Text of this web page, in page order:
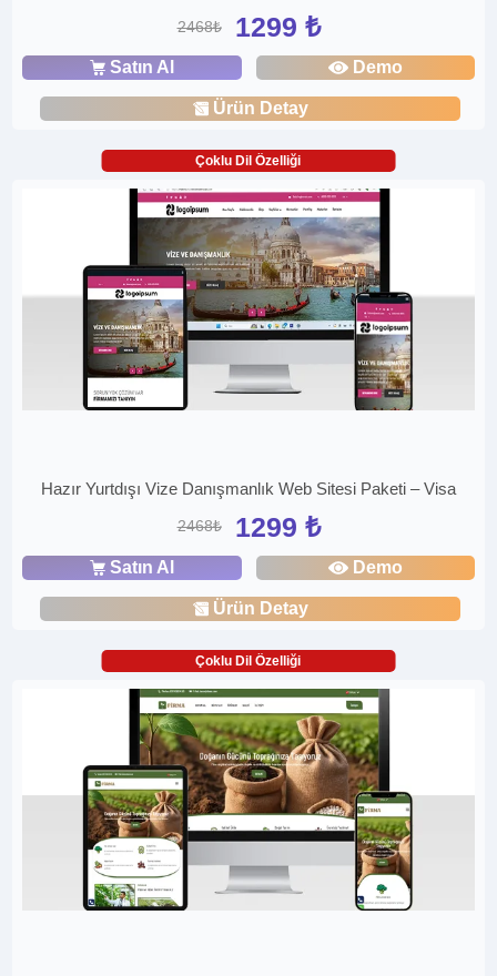
2468₺ 1299 ₺
Satın Al Demo
Ürün Detay
Çoklu Dil Özelliği
Hazır Yurtdışı Vize Danışmanlık Web Sitesi Paketi – Visa
2468₺ 1299 ₺
Satın Al Demo
Ürün Detay
Çoklu Dil Özelliği